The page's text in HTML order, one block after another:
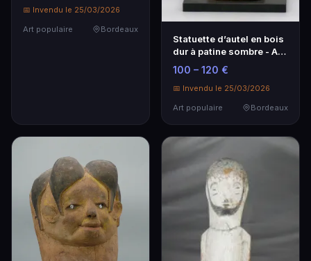
📅 Invendu le 25/03/2026
Art populaire
Bordeaux
Statuette d’autel en bois
dur à patine sombre - Art
populaire
100 – 120 €
📅 Invendu le 25/03/2026
Art populaire
Bordeaux